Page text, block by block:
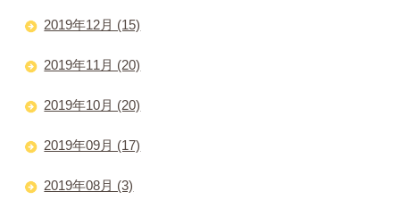
2019年12月 (15)
2019年11月 (20)
2019年10月 (20)
2019年09月 (17)
2019年08月 (3)